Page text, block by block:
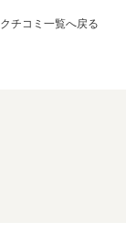
クチコミ一覧へ戻る